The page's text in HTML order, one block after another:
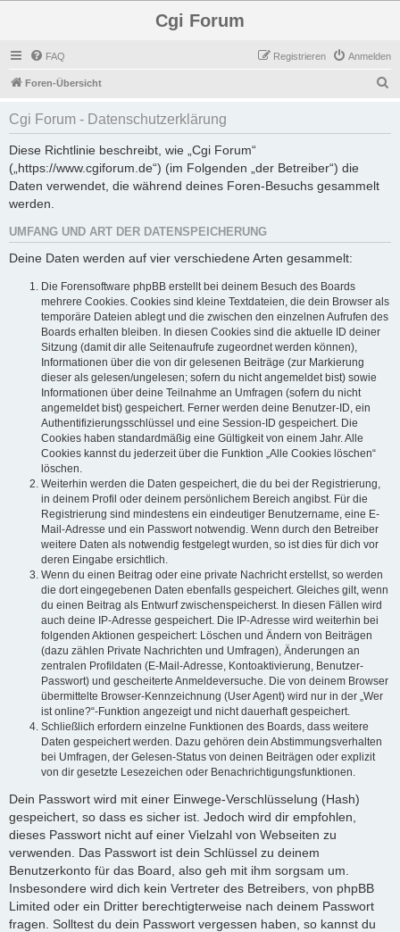
Cgi Forum
FAQ Anmelden
Registrieren
Foren-Übersicht
Cgi Forum - Datenschutzerklärung
Diese Richtlinie beschreibt, wie „Cgi Forum“
(„https://www.cgiforum.de“) (im Folgenden „der Betreiber“) die
Daten verwendet, die während deines Foren-Besuchs gesammelt
werden.
UMFANG UND ART DER DATENSPEICHERUNG
Deine Daten werden auf vier verschiedene Arten gesammelt:
Die Forensoftware phpBB erstellt bei deinem Besuch des Boards
mehrere Cookies. Cookies sind kleine Textdateien, die dein Browser als
temporäre Dateien ablegt und die zwischen den einzelnen Aufrufen des
Boards erhalten bleiben. In diesen Cookies sind die aktuelle ID deiner
Sitzung (damit dir alle Seitenaufrufe zugeordnet werden können),
Informationen über die von dir gelesenen Beiträge (zur Markierung
dieser als gelesen/ungelesen; sofern du nicht angemeldet bist) sowie
Informationen über deine Teilnahme an Umfragen (sofern du nicht
angemeldet bist) gespeichert. Ferner werden deine Benutzer-ID, ein
Authentifizierungsschlüssel und eine Session-ID gespeichert. Die
Cookies haben standardmäßig eine Gültigkeit von einem Jahr. Alle
Cookies kannst du jederzeit über die Funktion „Alle Cookies löschen“
löschen.
Weiterhin werden die Daten gespeichert, die du bei der Registrierung,
in deinem Profil oder deinem persönlichem Bereich angibst. Für die
Registrierung sind mindestens ein eindeutiger Benutzername, eine E-
Mail-Adresse und ein Passwort notwendig. Wenn durch den Betreiber
weitere Daten als notwendig festgelegt wurden, so ist dies für dich vor
deren Eingabe ersichtlich.
Wenn du einen Beitrag oder eine private Nachricht erstellst, so werden
die dort eingegebenen Daten ebenfalls gespeichert. Gleiches gilt, wenn
du einen Beitrag als Entwurf zwischenspeicherst. In diesen Fällen wird
auch deine IP-Adresse gespeichert. Die IP-Adresse wird weiterhin bei
folgenden Aktionen gespeichert: Löschen und Ändern von Beiträgen
(dazu zählen Private Nachrichten und Umfragen), Änderungen an
zentralen Profildaten (E-Mail-Adresse, Kontoaktivierung, Benutzer-
Passwort) und gescheiterte Anmeldeversuche. Die von deinem Browser
übermittelte Browser-Kennzeichnung (User Agent) wird nur in der „Wer
ist online?“-Funktion angezeigt und nicht dauerhaft gespeichert.
Schließlich erfordern einzelne Funktionen des Boards, dass weitere
Daten gespeichert werden. Dazu gehören dein Abstimmungsverhalten
bei Umfragen, der Gelesen-Status von deinen Beiträgen oder explizit
von dir gesetzte Lesezeichen oder Benachrichtigungsfunktionen.
Dein Passwort wird mit einer Einwege-Verschlüsselung (Hash)
gespeichert, so dass es sicher ist. Jedoch wird dir empfohlen,
dieses Passwort nicht auf einer Vielzahl von Webseiten zu
verwenden. Das Passwort ist dein Schlüssel zu deinem
Benutzerkonto für das Board, also geh mit ihm sorgsam um.
Insbesondere wird dich kein Vertreter des Betreibers, von phpBB
Limited oder ein Dritter berechtigterweise nach deinem Passwort
fragen. Solltest du dein Passwort vergessen haben, so kannst du